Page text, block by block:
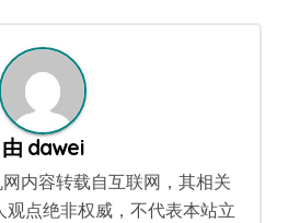
由 dawei
网内容转载自互联网，其相关
观点绝非权威，不代表本站立